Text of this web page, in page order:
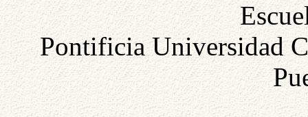
Pontificia Universidad